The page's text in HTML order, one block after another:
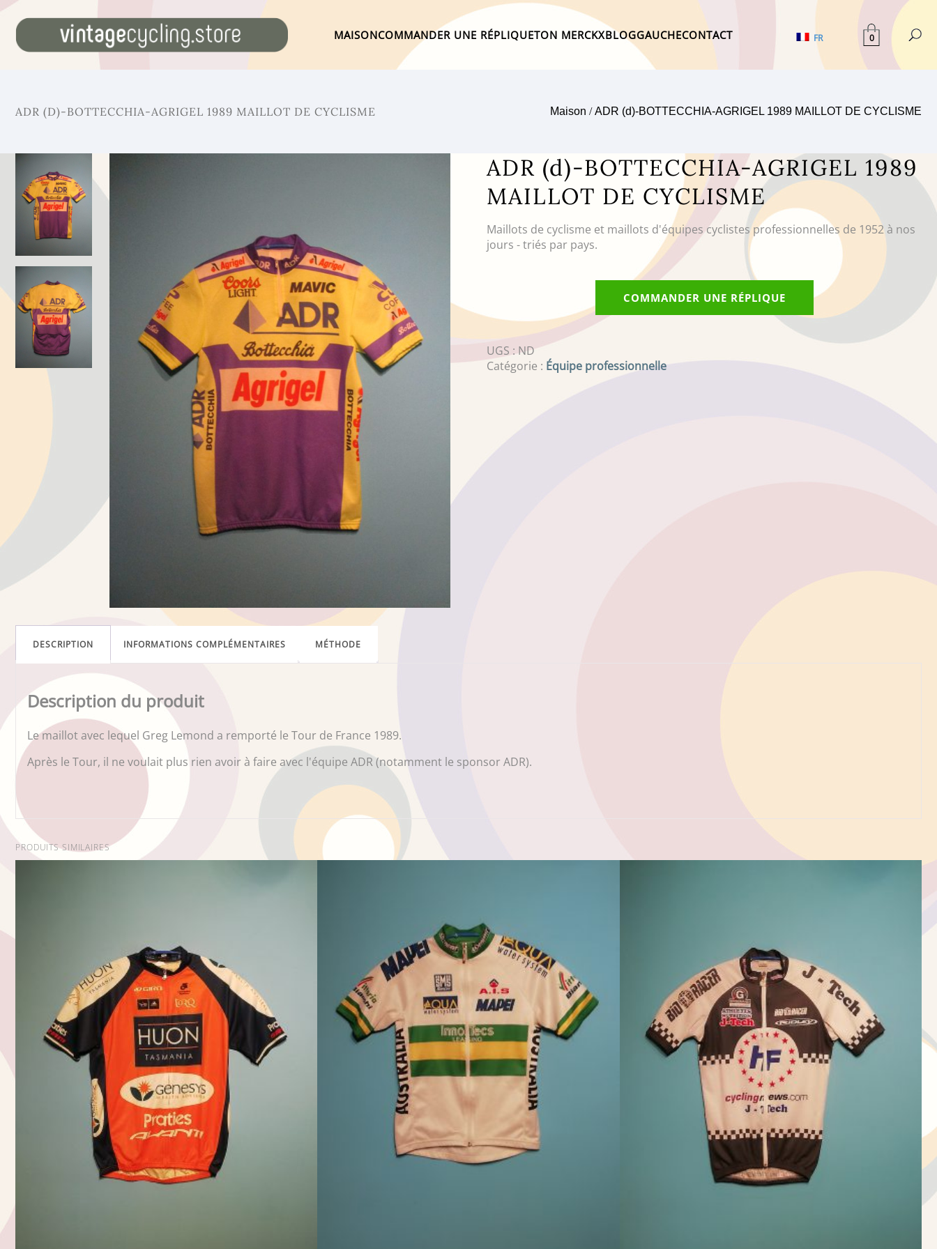
MAISONCOMMANDER UNE RÉPLIQUETON MERCKXBLOGGAUCHECONTACT FR 0
ADR (D)-BOTTECCHIA-AGRIGEL 1989 MAILLOT DE CYCLISME Maison /ADR (d)-BOTTECCHIA-AGRIGEL 1989 MAILLOT DE CYCLISME
ADR (d)-BOTTECCHIA-AGRIGEL 1989
MAILLOT DE CYCLISME
Maillots de cyclisme et maillots d'équipes cyclistes professionnelles de 1952 à nos
jours - triés par pays.
COMMANDER UNE RÉPLIQUE
UGS : ND
Catégorie : Équipe professionnelle
DESCRIPTION INFORMATIONS COMPLÉMENTAIRES MÉTHODE
Description du produit
Le maillot avec lequel Greg Lemond a remporté le Tour de France 1989.
Après le Tour, il ne voulait plus rien avoir à faire avec l'équipe ADR (notamment le sponsor ADR).
PRODUITS SIMILAIRES